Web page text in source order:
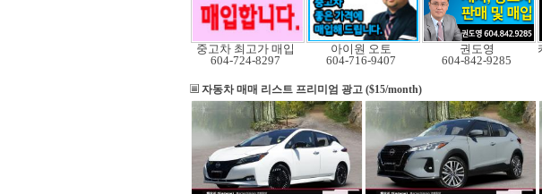
중고차 최고가 매입
604-724-8297
아이원 오토
604-716-9407
권도영
604-842-9285
자동차 매매 리스트 프리미엄 광고 ($15/month)